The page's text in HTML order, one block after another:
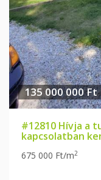
135 000 000 Ft
#12810 Hívja a
kapcsolatban
675 000 Ft/m2